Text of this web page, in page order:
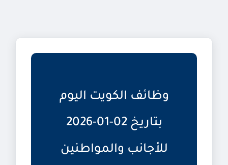
وظائف الكويت اليوم
بتاريخ 02-01-2026
للأجانب والمواطنين